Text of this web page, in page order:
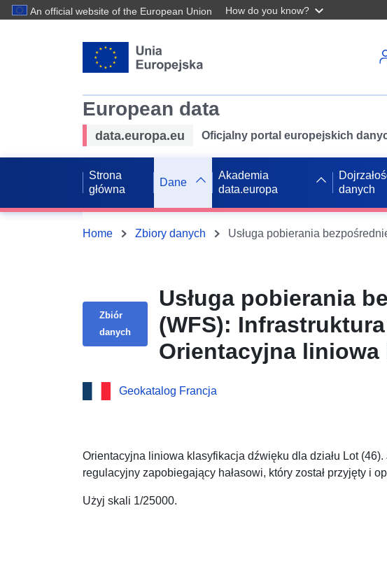
An official website of the European Union How do you know?
European data
data.europa.eu Oficjalny portal europejskich
Strona
główna
Dane
Akademia
data.europa
danych
Home Zbiory danych
Zbiór
danych
Usługa pobierania
(WFS):
Orientacyjna
Geokatalog Francja
Orientacyjna liniowa klasyfikacja dźwięku dla działu Lot
regulacyjny zapobiegający hałasowi, który został przyjęty i
Użyj skali 1/25000.